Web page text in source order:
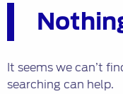
It seems we can’t
searching can help.